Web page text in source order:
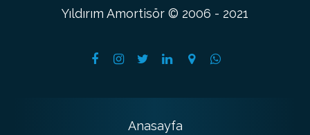
Yıldırım Amortisör © 2006 - 2021
Anasayfa